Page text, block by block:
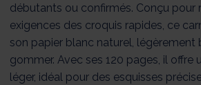
débutants ou confirmés. Conçu pour
exigences des croquis rapides, ce
son papier blanc naturel, légèrement
gommer. Avec ses 120 pages, il offre
léger, idéal pour des esquisses